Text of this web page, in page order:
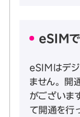
eSIM
eSIMはデ
ません。 開
がございま
て開通を行